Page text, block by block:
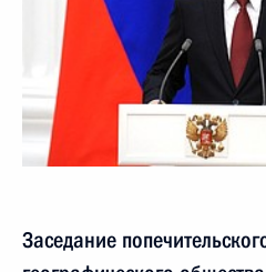
Заседание